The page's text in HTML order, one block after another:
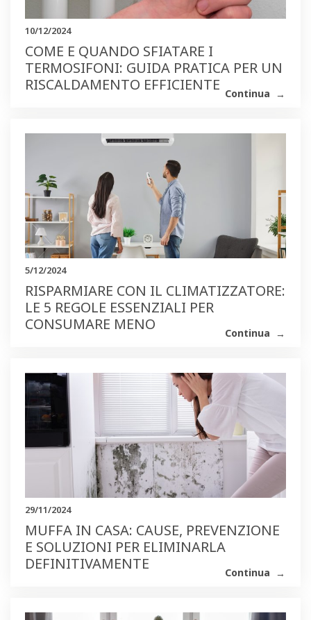
10/12/2024
COME E QUANDO SFIATARE I
TERMOSIFONI: GUIDA PRATICA PER UN
RISCALDAMENTO EFFICIENTE Continua
5/12/2024
RISPARMIARE CON IL CLIMATIZZATORE:
LE 5 REGOLE ESSENZIALI PER
CONSUMARE MENO
Continua
29/11/2024
MUFFA IN CASA: CAUSE, PREVENZIONE
E SOLUZIONI PER ELIMINARLA
DEFINITIVAMENTE
Continua